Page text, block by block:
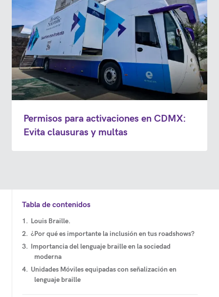
Permisos para activaciones en CDMX:
Evita clausuras y multas
Tabla de contenidos
Louis Braille.
¿Por qué es importante la inclusión en tus roadshows?
Importancia del lenguaje braille en la sociedad
moderna
Unidades Móviles equipadas con señalización en
lenguaje braille